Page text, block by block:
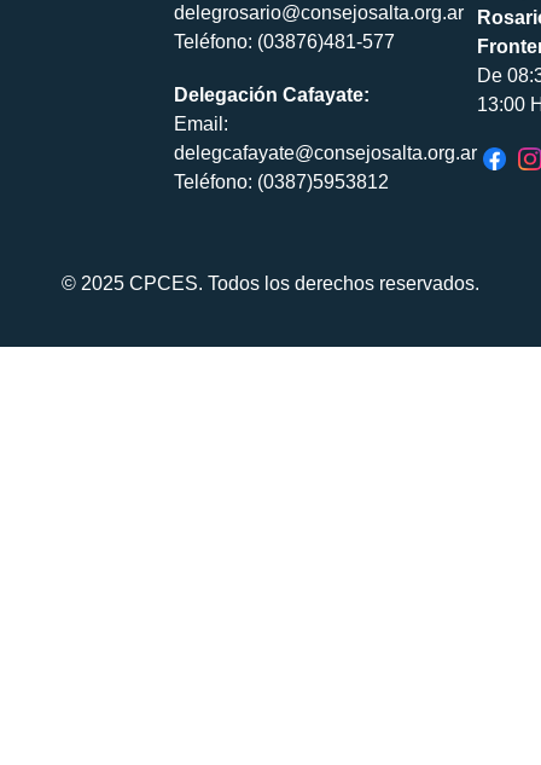
delegrosario@consejosalta.org.ar
Teléfono: (03876)481-577
Delegación Cafayate:
Email:
delegcafayate@consejosalta.org.ar
Teléfono: (0387)5953812
De
13:00
© 2025 CPCES. Todos los derechos reservados.